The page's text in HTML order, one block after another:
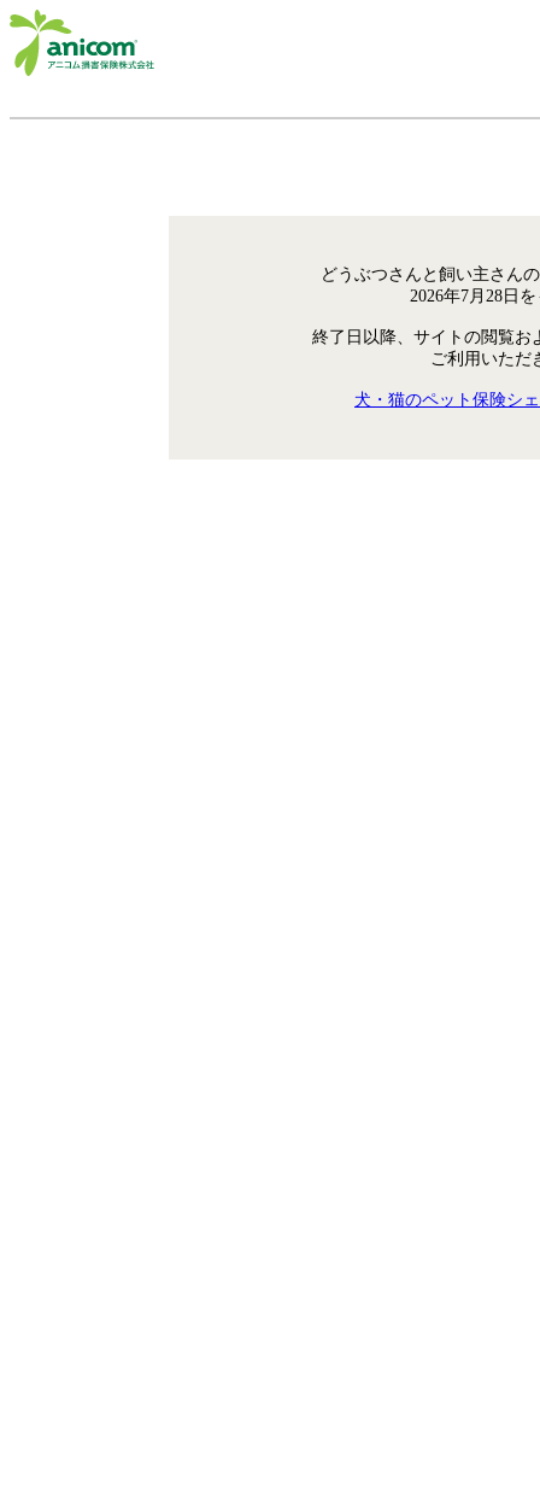
どうぶつさんと飼い主さん
2026年7月28日
終了日以降、サイトの閲覧お
ご利用いただ
犬・猫のペット保険シ